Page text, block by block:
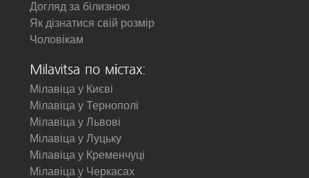
Догляд за білизною
Як дізнатися свій розмір
Чоловікам
Milavitsa по містах:
Мілавіца у Києві
Мілавіца у Тернополі
Мілавіца у Львові
Мілавіца у Луцьку
Мілавіца у Кременчуці
Мілавіца у Черкасах